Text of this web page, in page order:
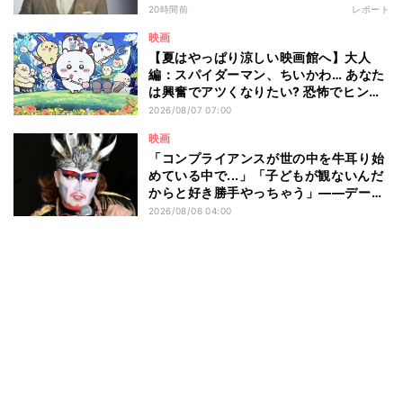
20時間前 レポート
映画
【夏はやっぱり涼しい映画館へ】大人
編：スパイダーマン、ちいかわ… あなた
は興奮でアツくなりたい? 恐怖でヒンヤ
リしたい? - 編集部が注目する最新映画5
2026/08/07 07:00
映画
「コンプライアンスが世の中を牛耳り始
めている中で...」「子どもが観ないんだ
からと好き勝手やっちゃう」――デーモ
ン閣下が語る映画『レディ・オア・ノッ
2026/08/06 04:00